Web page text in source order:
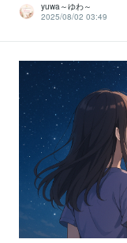
yuwa～ゆわ～
2025/08/02 03:49